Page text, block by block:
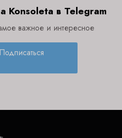
Konsoleta в Telegram
важное и интересное
Подписаться